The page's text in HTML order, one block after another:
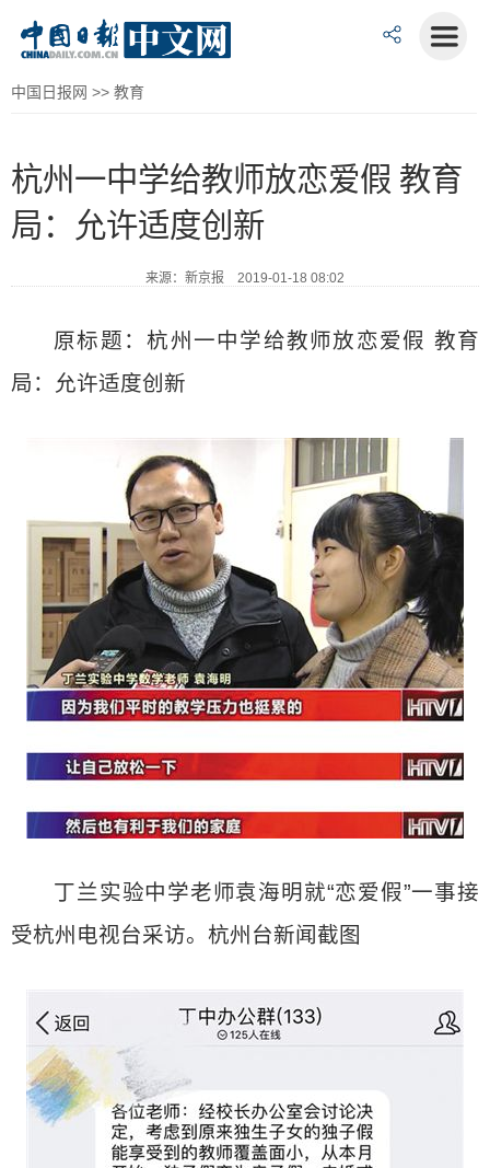
中国日报网 >> 教育
杭州一中学给教师放恋爱假 教育
局：允许适度创新
来源：新京报 2019-01-18 08:02
原标题：杭州一中学给教师放恋爱假 教育
局：允许适度创新
丁兰实验中学老师袁海明就“恋爱假”一事接
受杭州电视台采访。杭州台新闻截图